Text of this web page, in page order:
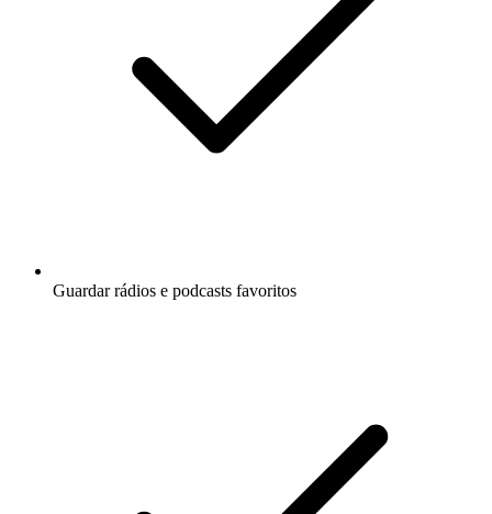
Guardar rádios e podcasts favoritos